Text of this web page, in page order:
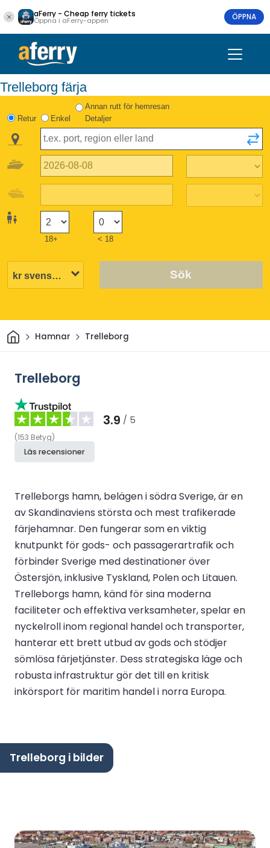
aFerry - Cheap ferry tickets
Öppna i aFerry-appen ÖPPNA
Trelleborg färja
Retur Enkel
Annan rutt för hemresan
Detaljer
18+ < 18
Sök
HemHamnar Trelleborg
Trelleborg
3.9 / 5
(153 Betyg)
Läs recensioner
Trelleborgs hamn, belägen i södra Sverige, är en
av Skandinaviens största och mest trafikerade
färjehamnar. Den fungerar som en viktig
knutpunkt för gods- och passagerartrafik och
förbinder Sverige med destinationer över
Östersjön, inklusive Tyskland, Polen och Litauen.
Trelleborgs hamn, känd för sina moderna
faciliteter och effektiva verksamheter, spelar en
nyckelroll inom regional handel och transporter,
hanterar ett brett utbud av gods och stödjer
sömlösa färjetjänster. Dess strategiska läge och
robusta infrastruktur gör det till en kritisk
inkörsport för maritim handel i norra Europa.
Trelleborg i bilder